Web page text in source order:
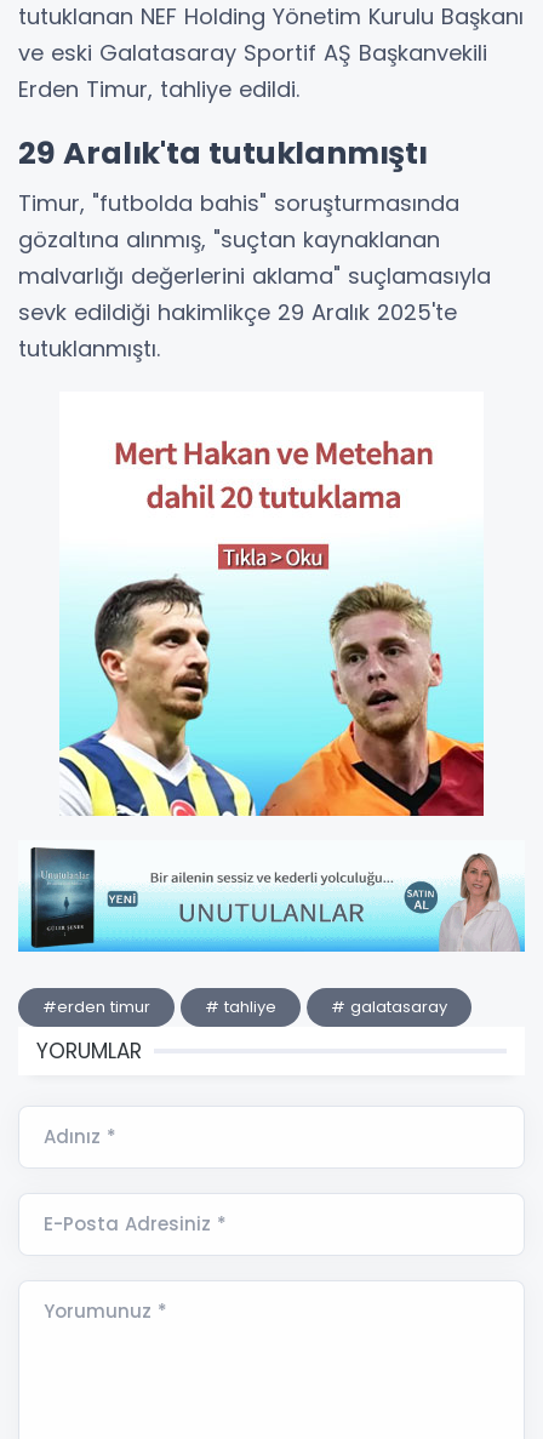
tutuklanan NEF Holding Yönetim Kurulu Başkanı
ve eski Galatasaray Sportif AŞ Başkanvekili
Erden Timur, tahliye edildi.
29 Aralık'ta tutuklanmıştı
Timur, "futbolda bahis" soruşturmasında
gözaltına alınmış, "suçtan kaynaklanan
malvarlığı değerlerini aklama" suçlamasıyla
sevk edildiği hakimlikçe 29 Aralık 2025'te
tutuklanmıştı.
#erden timur # tahliye # galatasaray
YORUMLAR
Adınız *
E-Posta Adresiniz *
Yorumunuz *